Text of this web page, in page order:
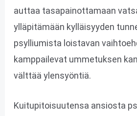
auttaa tasapainottamaan
ylläpitämään kylläisyyden
psylliumista loistavan
kamppailevat ummetuksen
välttää ylensyöntiä.
Kuitupitoisuutensa ansiosta